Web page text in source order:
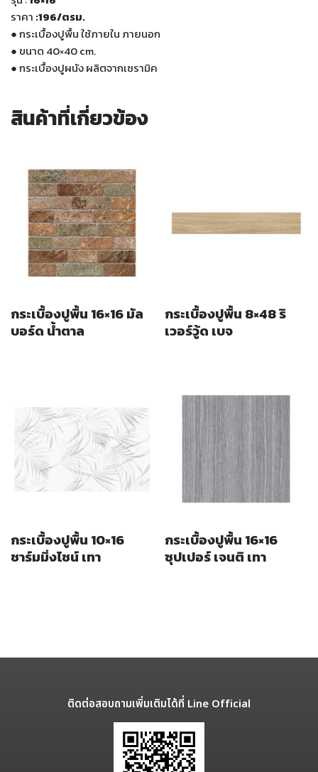
ราคา :196/ตรม.
●กระเบื้องปูพื้น ใช้ภายใน ภายนอก
● ขนาด 40×40 cm.
●กระเบื้องปูผนัง ผลิตจากเซรามิค
สินค้าที่เกี่ยวข้อง
กระเบื้องปูพื้น 16×16 มัล
บอร์ด น้ำตาล
กระเบื้องปูพื้น 8×48 ริ
เวอร์วู้ด เบจ
กระเบื้องปูพื้น 10×16
ชาร์มมิ่งไชน์ เทา
กระเบื้องปูพื้น 16×16
ซุปเปอร์ เจนติ เทา
ติดต่อสอบถามเพิ่มเติมได้ที่ Line Official